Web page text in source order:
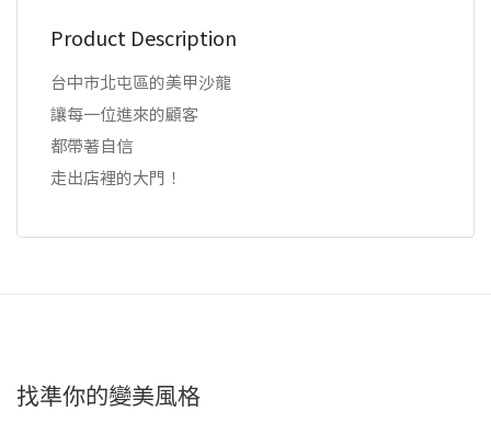
Product Description
台中市北屯區的美甲沙龍
讓每一位進來的顧客
都帶著自信
走出店裡的大門！
找準你的變美風格